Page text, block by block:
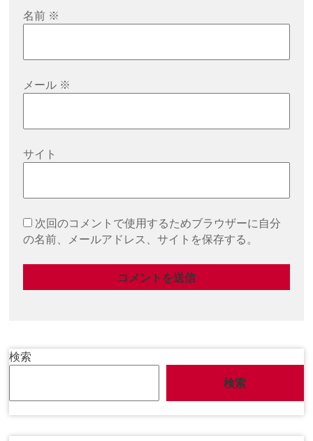
名前 ※
メール ※
サイト
次回のコメントで使用するためブラウザーに自分
の名前、メールアドレス、サイトを保存する。
検索
検索